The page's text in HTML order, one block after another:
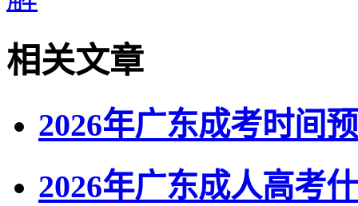
相关文章
2026年广东成考时间
2026年广东成人高考